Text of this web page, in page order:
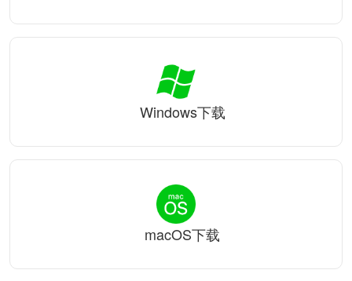
Windows下载
macOS下载